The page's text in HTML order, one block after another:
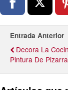
Entrada Anterior
Decora La
Pintura De Pizarra